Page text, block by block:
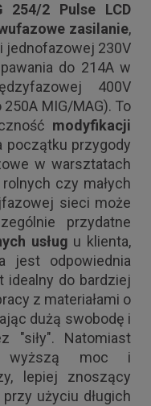
254/2 Pulse LCD
zasilanie,
jednofazowej 230V
do 214A w
400V
MIG/MAG). To
modyfikacji
początku przygody
w warsztatach
czy małych
sieci może
przydatne
usług u klienta,
jest odpowiednia
idealny do bardziej
z materiałami o
dużą swobodę i
"siły". Natomiast
moc i
lepiej znoszący
użyciu długich